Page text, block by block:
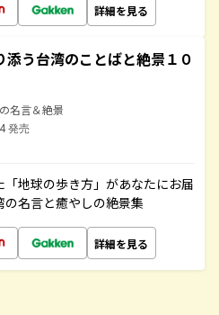
詳細を見る
添う台湾のことばと絶景１０
名言＆絶景
発売
地球の歩き方」があなたにお届
名言と癒やしの絶景集
詳細を見る